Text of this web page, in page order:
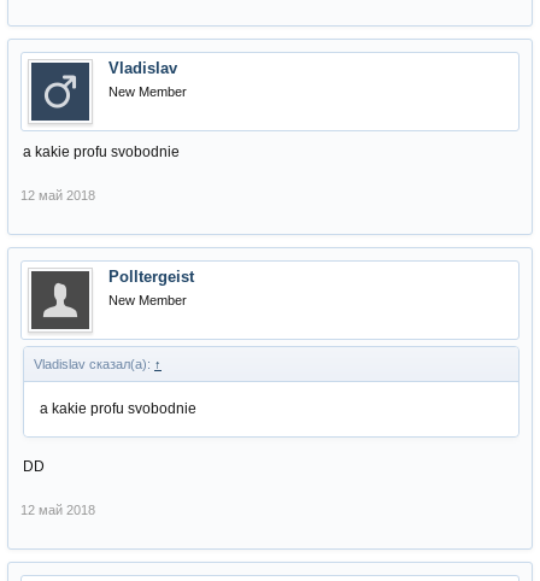
Vladislav
New Member
a kakie profu svobodnie
12 май 2018
Polltergeist
New Member
Vladislav сказал(а): ↑
a kakie profu svobodnie
DD
12 май 2018